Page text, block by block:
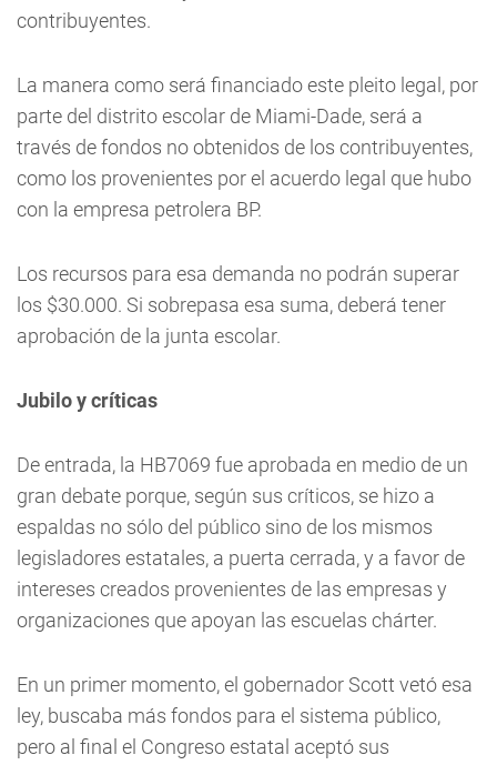
contribuyentes.
La manera como será financiado este pleito legal, por
parte del distrito escolar de Miami-Dade, será a
través de fondos no obtenidos de los contribuyentes,
como los provenientes por el acuerdo legal que hubo
con la empresa petrolera BP.
Los recursos para esa demanda no podrán superar
los $30.000. Si sobrepasa esa suma, deberá tener
aprobación de la junta escolar.
Jubilo y críticas
De entrada, la HB7069 fue aprobada en medio de un
gran debate porque, según sus críticos, se hizo a
espaldas no sólo del público sino de los mismos
legisladores estatales, a puerta cerrada, y a favor de
intereses creados provenientes de las empresas y
organizaciones que apoyan las escuelas chárter.
En un primer momento, el gobernador Scott vetó esa
ley, buscaba más fondos para el sistema público,
pero al final el Congreso estatal aceptó sus